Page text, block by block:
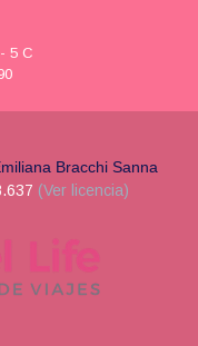
5 C
Bracchi Sanna
(Ver licencia)